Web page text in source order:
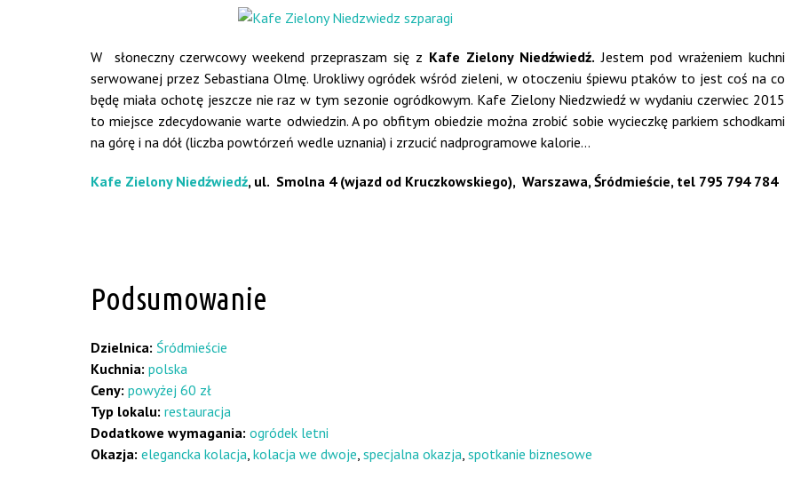
W słoneczny czerwcowy weekend przepraszam się z Kafe Zielony Niedźwiedź.Jestem pod wrażeniem kuchni
serwowanej przez Sebastiana Olmę. Urokliwy ogródek wśród zieleni, w otoczeniu śpiewu ptaków to jest coś na co
będę miała ochotę jeszcze nie raz w tym sezonie ogródkowym. Kafe Zielony Niedzwiedź w wydaniu czerwiec 2015
to miejsce zdecydowanie warte odwiedzin. A po obfitym obiedzie można zrobić sobie wycieczkę parkiem schodkami
na górę i na dół (liczba powtórzeń wedle uznania) i zrzucić nadprogramowe kalorie…
Kafe Zielony Niedźwiedź, ul. Smolna 4 (wjazd od Kruczkowskiego), Warszawa, Śródmieście, tel 795 794 784
Podsumowanie
Dzielnica: Śródmieście
Kuchnia: polska
Ceny: powyżej 60 zł
Typ lokalu: restauracja
Dodatkowe wymagania: ogródek letni
Okazja: elegancka kolacja, kolacja we dwoje, specjalna okazja, spotkanie biznesowe